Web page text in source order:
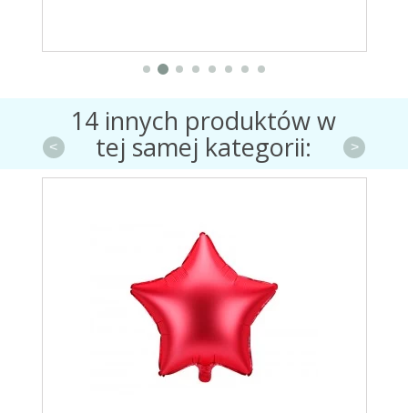
14 innych produktów w
tej samej kategorii:
< >